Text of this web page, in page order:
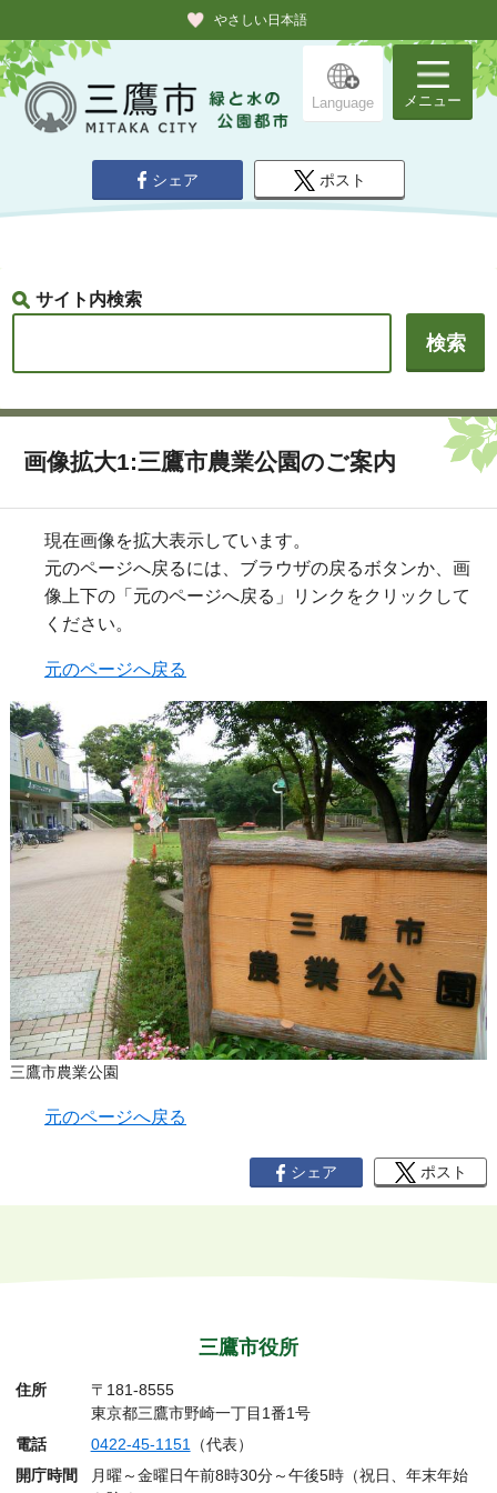
やさしい日本語
Language メニュー
シェア ポスト
サイト内検索
画像拡大1:三鷹市農業公園のご案内
現在画像を拡大表示しています。
元のページへ戻るには、ブラウザの戻るボタンか、画
像上下の「元のページへ戻る」リンクをクリックして
ください。
元のページへ戻る
三鷹市農業公園
元のページへ戻る
シェア ポスト
三鷹市役所
住所
〒181-8555
東京都三鷹市野崎一丁目1番1号
電話
0422-45-1151（代表）
開庁時間
月曜～金曜日午前8時30分～午後5時（祝日、年末年始